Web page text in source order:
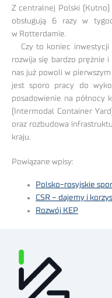
Z centralnej Polski
obsługują 6 razy w
w Rotterdamie.
Czy to koniec inwestycji
rozwija się bardzo prężnie
nas już powoli w
jest sporo pracy do
posadowienie na północy
(Intermodal Container
oraz rozbudowa
kraju.
Powiązane wpisy:
Polsko-rosyjskie
CSR – dajemy i
Rozwój KEP